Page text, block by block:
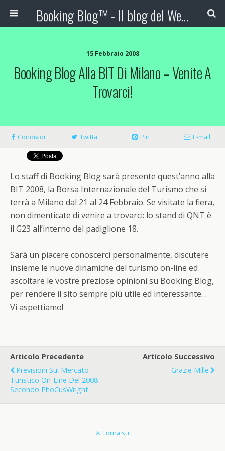
Booking Blog™ - Il blog del Web Marketing Turistico
15 Febbraio 2008
Booking Blog Alla BIT Di Milano – Venite A
Trovarci!
Condividi Twitta Pin E-mail
Lo staff di Booking Blog sarà presente quest’anno alla
BIT 2008, la Borsa Internazionale del Turismo che si
terrà a Milano dal 21 al 24 Febbraio. Se visitate la fiera,
non dimenticate di venire a trovarci: lo stand di QNT è
il G23 all’interno del padiglione 18.
Sarà un piacere conoscerci personalmente, discutere
insieme le nuove dinamiche del turismo on-line ed
ascoltare le vostre preziose opinioni su Booking Blog,
per rendere il sito sempre più utile ed interessante…
Vi aspettiamo!
Articolo Precedente
Previsioni Sul Mercato
Turistico On-Line Del 2008
Secondo PhoCusWright
Articolo Successivo
Grazie Mille
Torna su